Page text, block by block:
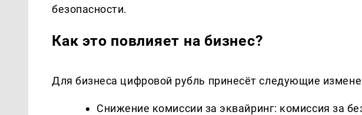
безопасности.
Как это повлияет на бизнес?
Для бизнеса цифровой рубль принесёт следующие
Снижение комиссии за эквайринг: комиссия за